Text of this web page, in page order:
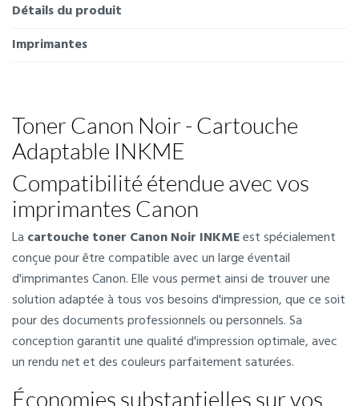
Détails du produit
Imprimantes
Toner Canon Noir - Cartouche
Adaptable INKME
Compatibilité étendue avec vos
imprimantes Canon
La cartouche toner Canon Noir INKMEest spécialement
conçue pour être compatible avec un large éventail
d'imprimantes Canon. Elle vous permet ainsi de trouver une
solution adaptée à tous vos besoins d'impression, que ce soit
pour des documents professionnels ou personnels. Sa
conception garantit une qualité d'impression optimale, avec
un rendu net et des couleurs parfaitement saturées.
Économies substantielles sur vos